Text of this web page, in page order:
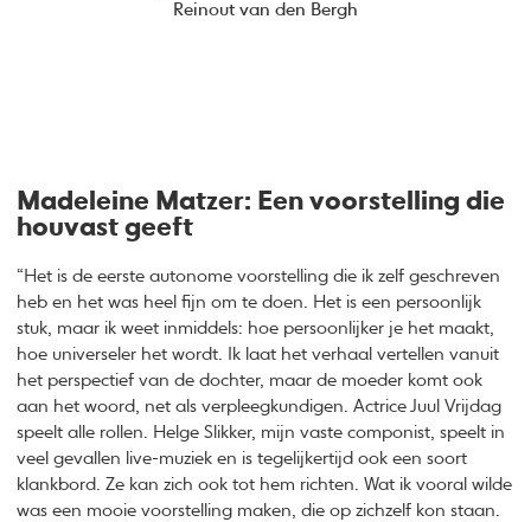
Reinout van den Bergh
Madeleine Matzer: Een voorstelling die
houvast geeft
“Het is de eerste autonome voorstelling die ik zelf geschreven
heb en het was heel fijn om te doen. Het is een persoonlijk
stuk, maar ik weet inmiddels: hoe persoonlijker je het maakt,
hoe universeler het wordt. Ik laat het verhaal vertellen vanuit
het perspectief van de dochter, maar de moeder komt ook
aan het woord, net als verpleegkundigen. Actrice Juul Vrijdag
speelt alle rollen. Helge Slikker, mijn vaste componist, speelt in
veel gevallen live-muziek en is tegelijkertijd ook een soort
klankbord. Ze kan zich ook tot hem richten. Wat ik vooral wilde
was een mooie voorstelling maken, die op zichzelf kon staan.